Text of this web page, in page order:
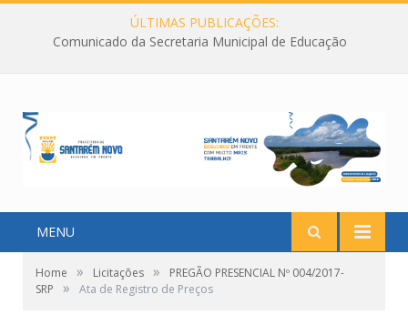
ÚLTIMAS PUBLICAÇÕES:
Comunicado da Secretaria Municipal de Educação
MENU
Home » Licitações »
PREGÃO PRESENCIAL Nº 004/2017-
SRP
» Ata de Registro de Preços